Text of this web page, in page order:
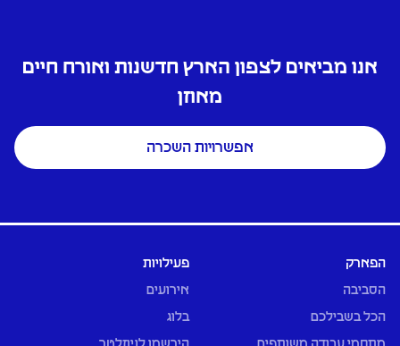
אנו מביאים לצפון הארץ חדשנות ואורח חיים
מאוזן
אפשרויות השכרה
הפארק
הסביבה
הכל בשבילכם
פעילויות
אירועים
בלוג